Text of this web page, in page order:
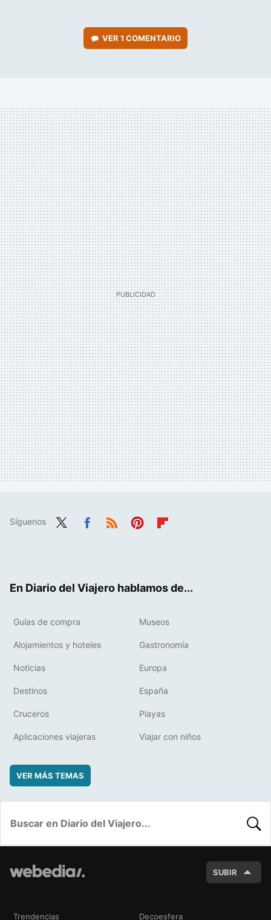
VER 1 COMENTARIO
Síguenos
En Diario del Viajero hablamos de...
Guías de compra Museos
Alojamientos y hoteles Gastronomía
Noticias Europa
Destinos España
Cruceros Playas
Aplicaciones viajeras Viajar con niños
VER MÁS TEMAS
SUBIR
Trendencias Decoesfera